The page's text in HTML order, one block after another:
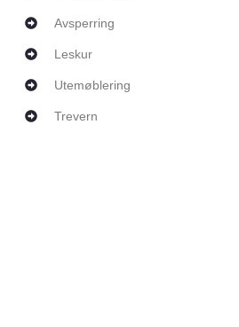
Avsperring
Leskur
Utemøblering
Trevern